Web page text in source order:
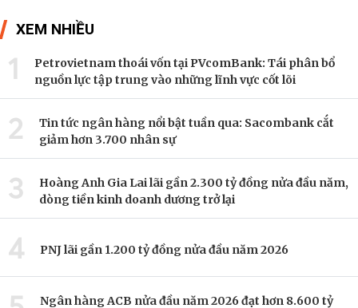
XEM NHIỀU
1
Petrovietnam thoái vốn tại PVcomBank: Tái phân bổ
nguồn lực tập trung vào những lĩnh vực cốt lõi
2
Tin tức ngân hàng nổi bật tuần qua: Sacombank cắt
giảm hơn 3.700 nhân sự
3
Hoàng Anh Gia Lai lãi gần 2.300 tỷ đồng nửa đầu năm,
dòng tiền kinh doanh dương trở lại
4 PNJ lãi gần 1.200 tỷ đồng nửa đầu năm 2026
Ngân hàng ACB nửa đầu năm 2026 đạt hơn 8.600 tỷ